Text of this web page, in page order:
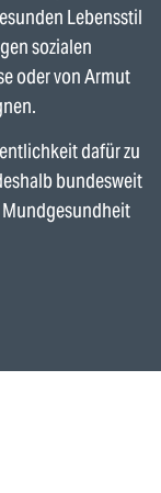
Lebensstil
sozialen
oder von Armut
dafür zu
bundesweit